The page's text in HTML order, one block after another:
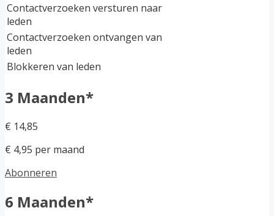
Contactverzoeken versturen naar
leden
Contactverzoeken ontvangen van
leden
Blokkeren van leden
3 Maanden*
€ 14,85
€ 4,95 per maand
Abonneren
6 Maanden*